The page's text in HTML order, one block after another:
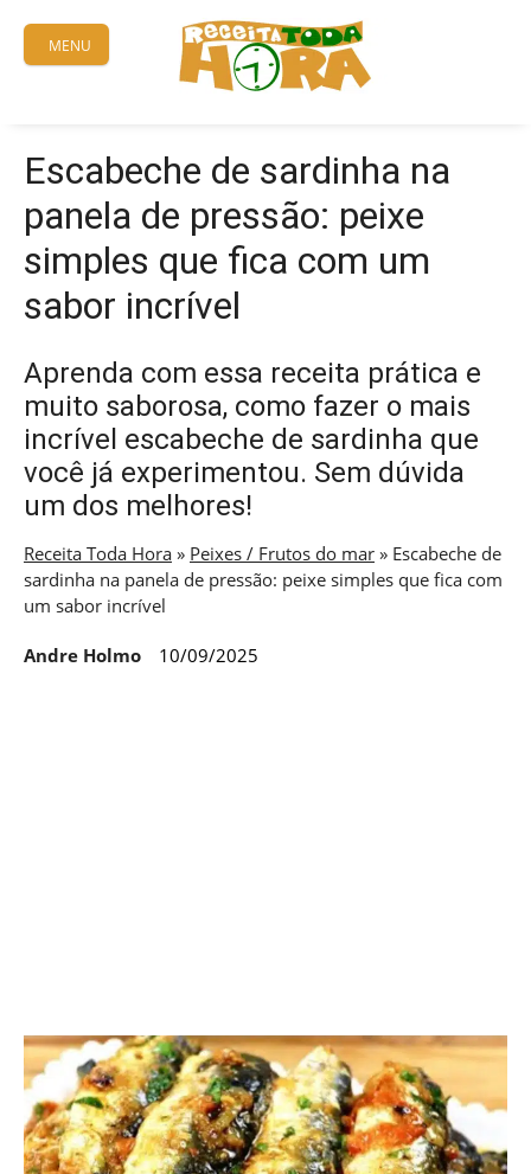
content
MENU
Escabeche de sardinha na
panela de pressão: peixe
simples que fica com um
sabor incrível
Aprenda com essa receita prática e
muito saborosa, como fazer o mais
incrível escabeche de sardinha que
você já experimentou. Sem dúvida
um dos melhores!
Receita Toda Hora » Peixes / Frutos do mar » Escabeche de
sardinha na panela de pressão: peixe simples que fica com
um sabor incrível
Andre Holmo 10/09/2025